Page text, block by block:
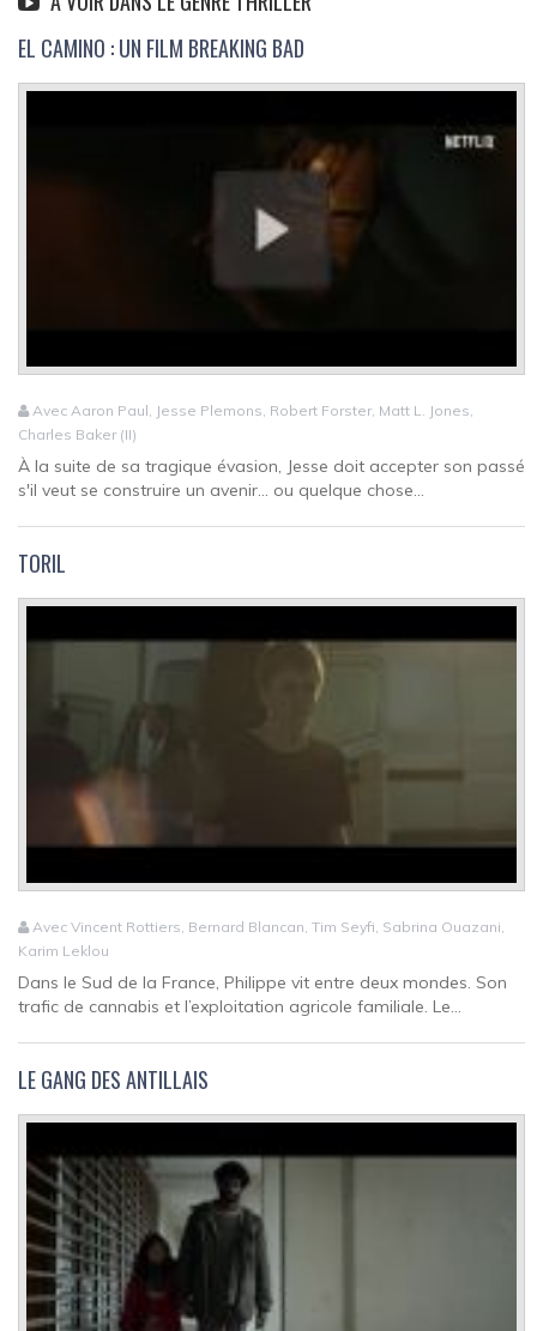
EL CAMINO : UN FILM BREAKING BAD
Avec Aaron Paul, Jesse Plemons, Robert Forster, Matt L. Jones,
Charles Baker (II)
À la suite de sa tragique évasion, Jesse doit accepter son passé
s'il veut se construire un avenir... ou quelque chose...
TORIL
Avec Vincent Rottiers, Bernard Blancan, Tim Seyfi, Sabrina Ouazani,
Karim Leklou
Dans le Sud de la France, Philippe vit entre deux mondes. Son
trafic de cannabis et l’exploitation agricole familiale. Le...
LE GANG DES ANTILLAIS